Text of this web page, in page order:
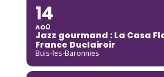
14
AOÛ
Jazz gourmand : La Casa
France Duclairoir
Buis-les-Baronnies